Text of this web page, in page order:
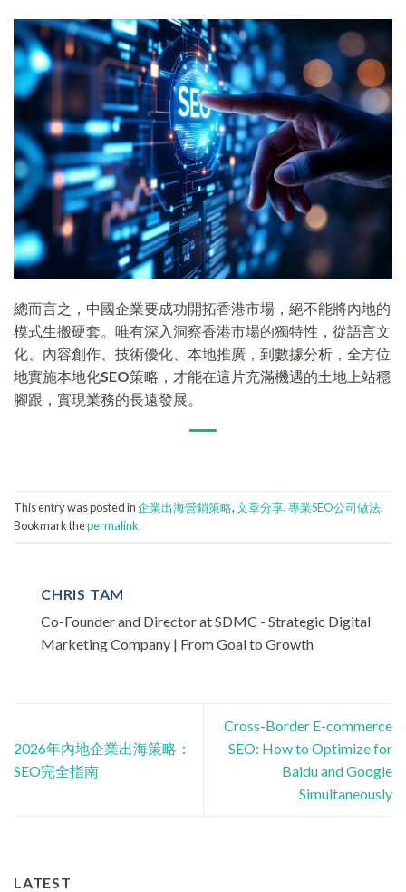
總而言之，中國企業要成功開拓香港市場，絕不能將內地的
模式生搬硬套。唯有深入洞察香港市場的獨特性，從語言文
化、內容創作、技術優化、本地推廣，到數據分析，全方位
地實施本地化SEO策略，才能在這片充滿機遇的土地上站穩
腳跟，實現業務的長遠發展。
This entry was posted in企業出海營銷策略,文章分享,專業SEO公司做法.
Bookmark thepermalink.
CHRIS TAM
Co-Founder and Director at SDMC - Strategic Digital
Marketing Company | From Goal to Growth
2026年內地企業出海策略：
SEO完全指南
Cross-Border E-commerce
SEO: How to Optimize for
Baidu and Google
Simultaneously
LATEST